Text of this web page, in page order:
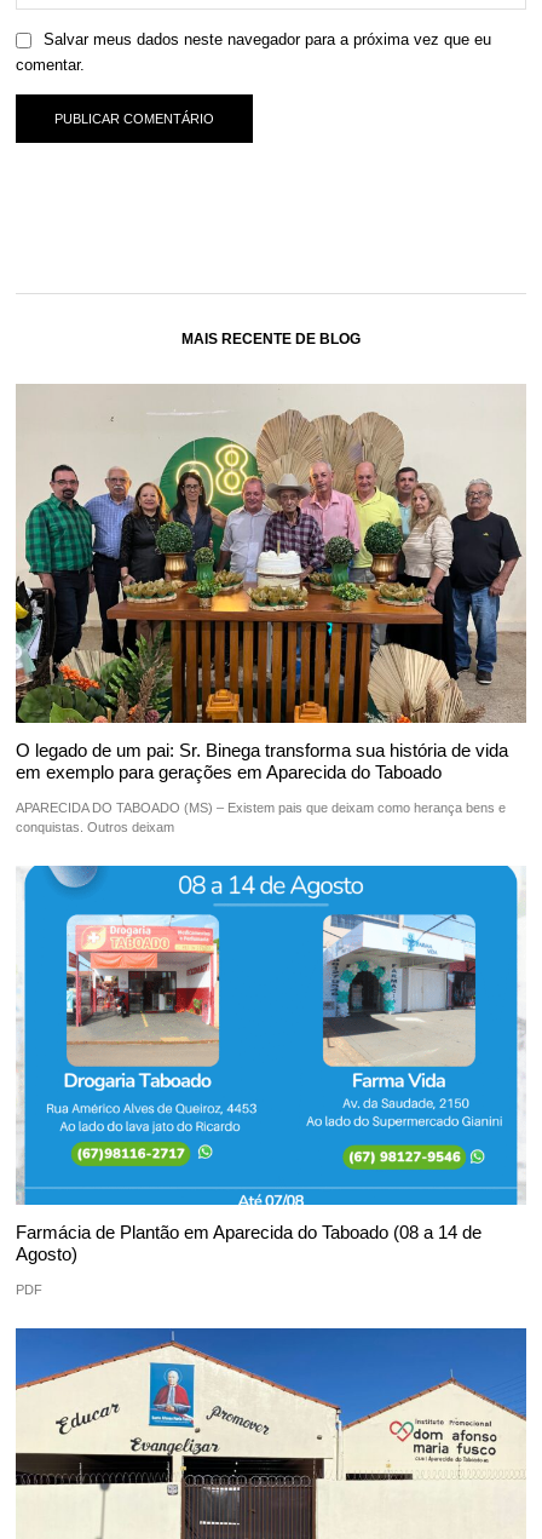
Salvar meus dados neste navegador para a próxima vez que eu
comentar.
MAIS RECENTE DE BLOG
O legado de um pai: Sr. Binega transforma sua história de vida
em exemplo para gerações em Aparecida do Taboado
APARECIDA DO TABOADO (MS) – Existem pais que deixam como herança bens e
conquistas. Outros deixam
Farmácia de Plantão em Aparecida do Taboado (08 a 14 de
Agosto)
PDF